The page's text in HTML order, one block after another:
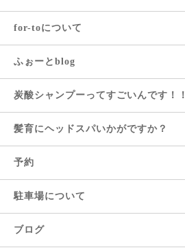
for-toについて
ふぉーとblog
炭酸シャンプーってすごいんです！！
髪育にヘッドスパいかがですか？
予約
駐車場について
ブログ